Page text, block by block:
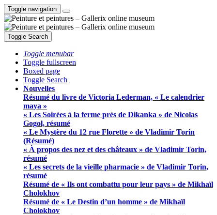
Toggle navigation
Toggle Search
Toggle menubar
Toggle fullscreen
Boxed page
Toggle Search
Nouvelles
Résumé du livre de Victoria Lederman, « Le calendrier
maya »
« Les Soirées à la ferme près de Dikanka » de Nicolas
Gogol, résumé
« Le Mystère du 12 rue Florette » de Vladimir Torin
(Résumé)
« À propos des nez et des châteaux » de Vladimir Torin,
résumé
« Les secrets de la vieille pharmacie » de Vladimir Torin,
résumé
Résumé de « Ils ont combattu pour leur pays » de Mikhaïl
Cholokhov
Résumé de « Le Destin d’un homme » de Mikhaïl
Cholokhov